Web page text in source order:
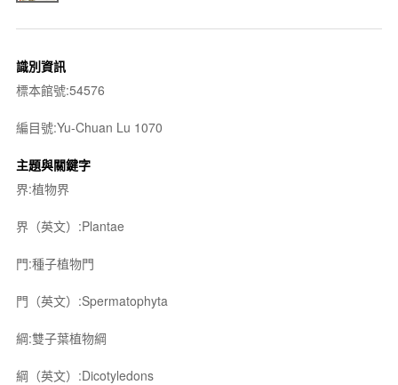
識別資訊
標本館號:54576
編目號:Yu-Chuan Lu 1070
主題與關鍵字
界:植物界
界（英文）:Plantae
門:種子植物門
門（英文）:Spermatophyta
綱:雙子葉植物綱
綱（英文）:Dicotyledons